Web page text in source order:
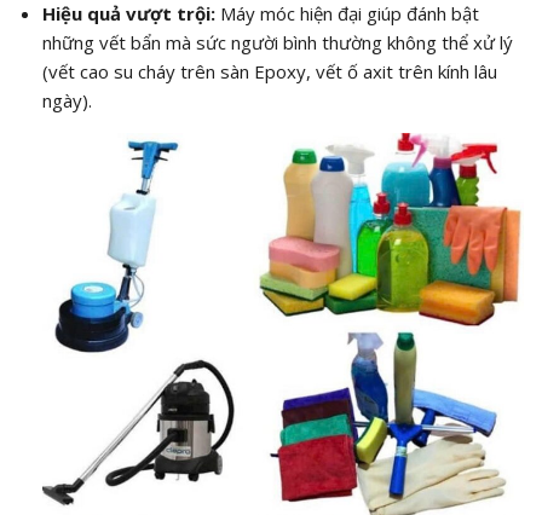
Hiệu quả vượt trội:Máy móc hiện đại giúp đánh bật
những vết bẩn mà sức người bình thường không thể xử lý
(vết cao su cháy trên sàn Epoxy, vết ố axit trên kính lâu
ngày).